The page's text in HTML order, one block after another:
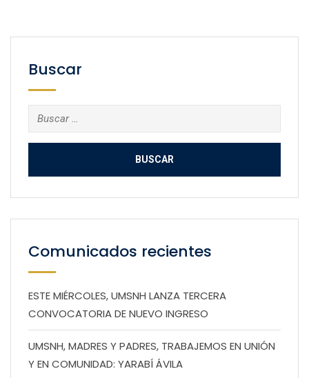
Buscar
Buscar:
Comunicados recientes
ESTE MIÉRCOLES, UMSNH LANZA TERCERA
CONVOCATORIA DE NUEVO INGRESO
UMSNH, MADRES Y PADRES, TRABAJEMOS EN UNIÓN
Y EN COMUNIDAD: YARABÍ ÁVILA